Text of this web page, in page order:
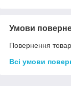
Умови
Повернення
Всі умови